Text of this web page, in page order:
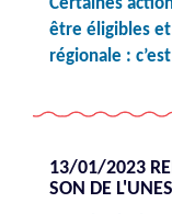
Certaines
être éligibles et
régionale :
13/01/2023
SON DE